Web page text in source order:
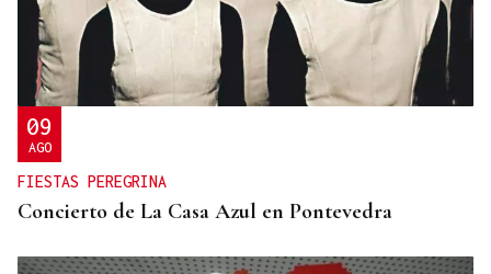
09
AGO
FIESTAS PEREGRINA
Concierto de La Casa Azul en Pontevedra